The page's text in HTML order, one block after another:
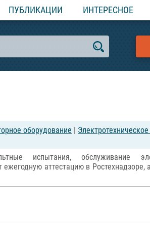
ПУБЛИКАЦИИ ИНТЕРЕСНОЕ
оборудование |
испытания, обслуживание
ежегодную аттестацию в